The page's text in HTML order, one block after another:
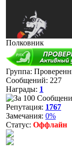
Полковник
Группа:
Сообщений: 227
Награды: 1
Репутация: 1767
Замечания: 0%
Статус: Оффлайн